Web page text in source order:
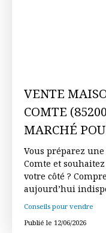
VENTE
COMTE
MARCHÉ
Vous préparez
Comte et
votre côté ?
aujourd’hui
rapidement et au
nous partageons
vous aider à
Conseils pour vendre
Publié le 12/06/2026